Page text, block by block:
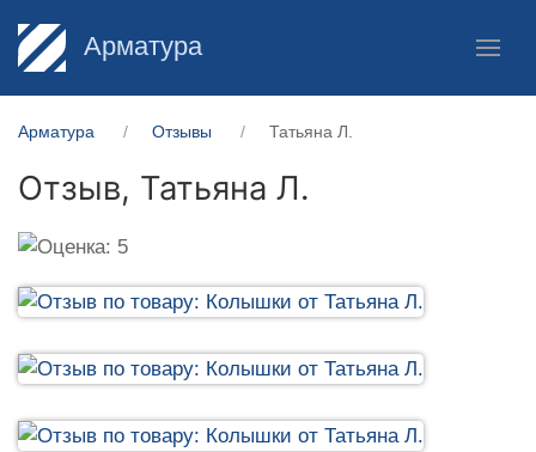
Арматура
Арматура Отзывы Татьяна Л.
Отзыв, Татьяна Л.